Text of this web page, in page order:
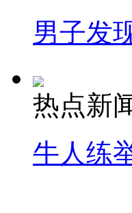
男子发
热点新
牛人练